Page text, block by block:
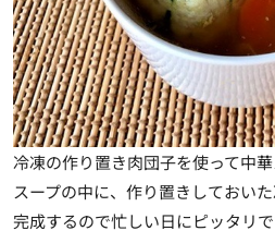
冷凍の作り置き肉団子を使って中華
スープの中に、作り置きしておい
完成するので忙しい日にピッタリで